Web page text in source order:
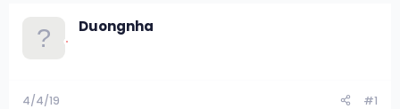
e
Duongnha
4/4/19 #1